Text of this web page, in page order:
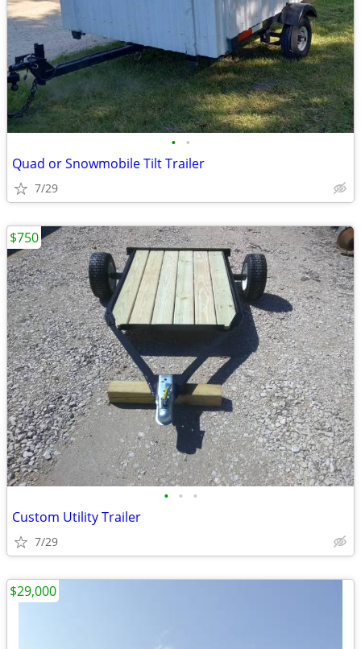
• •
Quad or Snowmobile Tilt Trailer
7/29
• • •
Custom Utility Trailer
7/29
$750
$29,000